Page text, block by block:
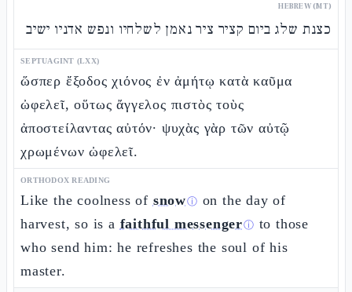
HEBREW (MT)
כצנת שלג ביום קציר ציר נאמן לשלחיו ונפש אדניו ישיב
SEPTUAGINT (LXX)
ὥσπερ ἔξοδος χιόνος ἐν ἀμήτῳ κατὰ καῦμα
ὠφελεῖ, οὕτως ἄγγελος πιστὸς τοὺς
ἀποστείλαντας αὐτόν· ψυχὰς γὰρ τῶν αὐτῷ
χρωμένων ὠφελεῖ.
ORTHODOX READING
Like the coolness of snowⓘ on the day of
harvest, so is a faithful messengerⓘ to those
who send him: he refreshes the soul of his
master.